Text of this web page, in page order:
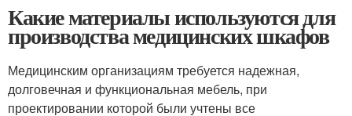
Какие материалы используются для
производства медицинских шкафов
Медицинским организациям требуется надежная,
долговечная и функциональная мебель, при
проектировании которой были учтены все